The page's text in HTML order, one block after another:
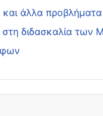
άλλα προβλήματα
διδασκαλία των